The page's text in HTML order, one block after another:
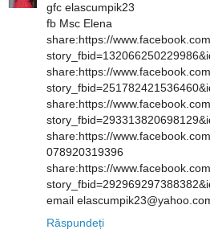
gfc elascumpik23
fb Msc Elena
share:https://
share:https://
share:https://
share:https://
078920319396
share:https://
email
Răspundeți